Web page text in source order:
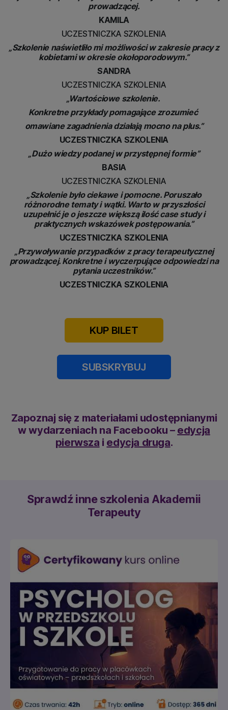
prowadzącej.
KAMILA
UCZESTNICZKA SZKOLENIA
„Szkolenie naświetliło mi możliwości w zakresie pracy z
kobietami w okresie okołoporodowym.”
SANDRA
UCZESTNICZKA SZKOLENIA
„Wartościowe szkolenie.
Konkretne przykłady pomagające zrozumieć
omawiane zagadnienia działają mocno na plus.”
UCZESTNICZKA SZKOLENIA
„Dużo wiedzy podanej w przystępnej formie”
BASIA
UCZESTNICZKA SZKOLENIA
„Szkolenie było ciekawe i pomocne. Poruszało
różnorodne tematy i wątki. Warto w przyszłości
uzupełnić je o jeszcze większą ilość case study i
praktycznych wskazówek postępowania.”
UCZESTNICZKA SZKOLENIA
„Przywoływanie przypadków z pracy terapeutycznej
prowadzącej. Konkretne i wyczerpujące odpowiedzi na
pytania uczestników.”
UCZESTNICZKA SZKOLENIA
KUP BILET
SUBSKRYBUJ
Zapoznaj się z materiałami udostępnianymi
w wydarzeniach na Facebooku – edycja
pierwsza i edycja druga.
Sprawdź inne szkolenia Akademii
Terapeuty